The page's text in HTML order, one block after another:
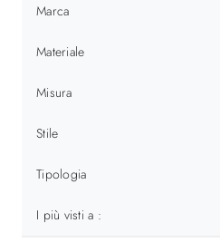
Marca
Materiale
Misura
Stile
Tipologia
I più visti a :